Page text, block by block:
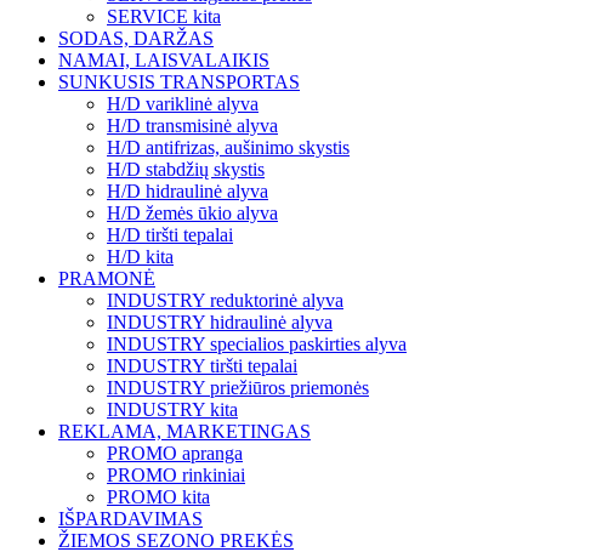
SERVICE kita
SODAS, DARŽAS
NAMAI, LAISVALAIKIS
SUNKUSIS TRANSPORTAS
H/D variklinė alyva
H/D transmisinė alyva
H/D antifrizas, aušinimo skystis
H/D stabdžių skystis
H/D hidraulinė alyva
H/D žemės ūkio alyva
H/D tiršti tepalai
H/D kita
PRAMONĖ
INDUSTRY reduktorinė alyva
INDUSTRY hidraulinė alyva
INDUSTRY specialios paskirties alyva
INDUSTRY tiršti tepalai
INDUSTRY priežiūros priemonės
INDUSTRY kita
REKLAMA, MARKETINGAS
PROMO apranga
PROMO rinkiniai
PROMO kita
IŠPARDAVIMAS
ŽIEMOS SEZONO PREKĖS